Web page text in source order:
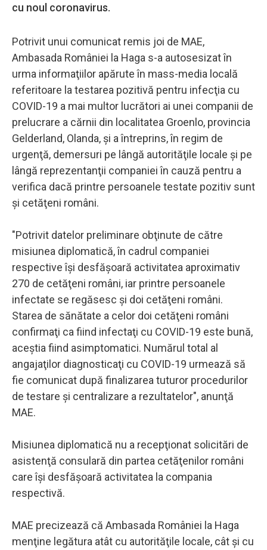
cu noul coronavirus.
Potrivit unui comunicat remis joi de MAE,
Ambasada României la Haga s-a autosesizat în
urma informaţiilor apărute în mass-media locală
referitoare la testarea pozitivă pentru infecţia cu
COVID-19 a mai multor lucrători ai unei companii de
prelucrare a cărnii din localitatea Groenlo, provincia
Gelderland, Olanda, şi a întreprins, în regim de
urgenţă, demersuri pe lângă autorităţile locale şi pe
lângă reprezentanţii companiei în cauză pentru a
verifica dacă printre persoanele testate pozitiv sunt
şi cetăţeni români.
"Potrivit datelor preliminare obţinute de către
misiunea diplomatică, în cadrul companiei
respective îşi desfăşoară activitatea aproximativ
270 de cetăţeni români, iar printre persoanele
infectate se regăsesc şi doi cetăţeni români.
Starea de sănătate a celor doi cetăţeni români
confirmaţi ca fiind infectaţi cu COVID-19 este bună,
aceştia fiind asimptomatici. Numărul total al
angajaţilor diagnosticaţi cu COVID-19 urmează să
fie comunicat după finalizarea tuturor procedurilor
de testare şi centralizare a rezultatelor", anunţă
MAE.
Misiunea diplomatică nu a recepţionat solicitări de
asistenţă consulară din partea cetăţenilor români
care îşi desfăşoară activitatea la compania
respectivă.
MAE precizează că Ambasada României la Haga
menţine legătura atât cu autorităţile locale, cât şi cu